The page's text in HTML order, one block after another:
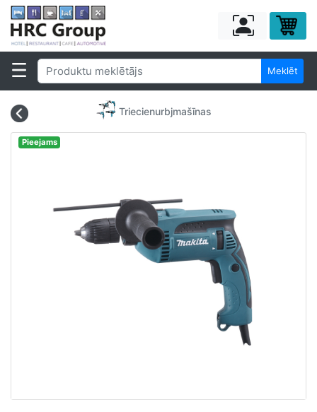
Meklēt
Triecienurbjmašīnas
Pieejams